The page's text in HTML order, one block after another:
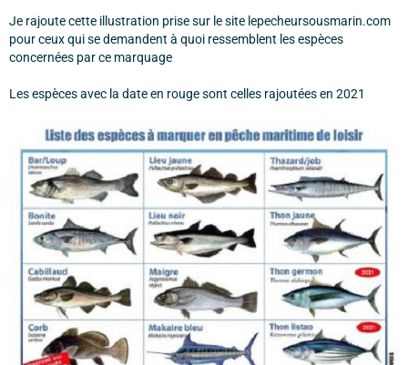
Je rajoute cette illustration prise sur le site lepecheursousmarin.com
pour ceux qui se demandent à quoi ressemblent les espèces
concernées par ce marquage
Les espèces avec la date en rouge sont celles rajoutées en 2021